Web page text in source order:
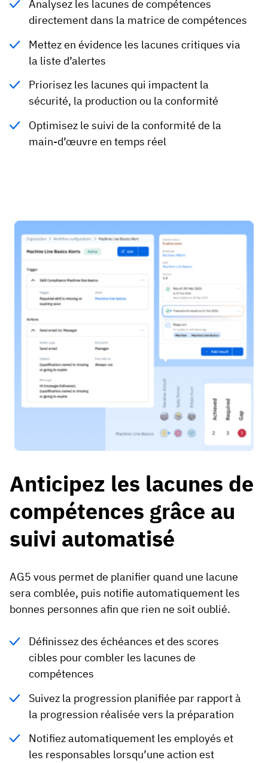
Analysez les lacunes de compétences
directement dans la matrice de compétences
Mettez en évidence les lacunes critiques via
la liste d’alertes
Priorisez les lacunes qui impactent la
sécurité, la production ou la conformité
Optimisez le suivi de la conformité de la
main-d’œuvre en temps réel
Anticipez les lacunes de
compétences grâce au
suivi automatisé
AG5 vous permet de planifier quand une lacune
sera comblée, puis notifie automatiquement les
bonnes personnes afin que rien ne soit oublié.
Définissez des échéances et des scores
cibles pour combler les lacunes de
compétences
Suivez la progression planifiée par rapport à
la progression réalisée vers la préparation
Notifiez automatiquement les employés et
les responsables lorsqu’une action est